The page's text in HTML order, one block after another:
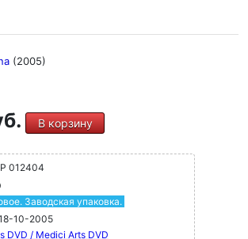
(2005)
В корзину
012404
Заводская упаковка.
10-2005
DVD / Medici Arts DVD